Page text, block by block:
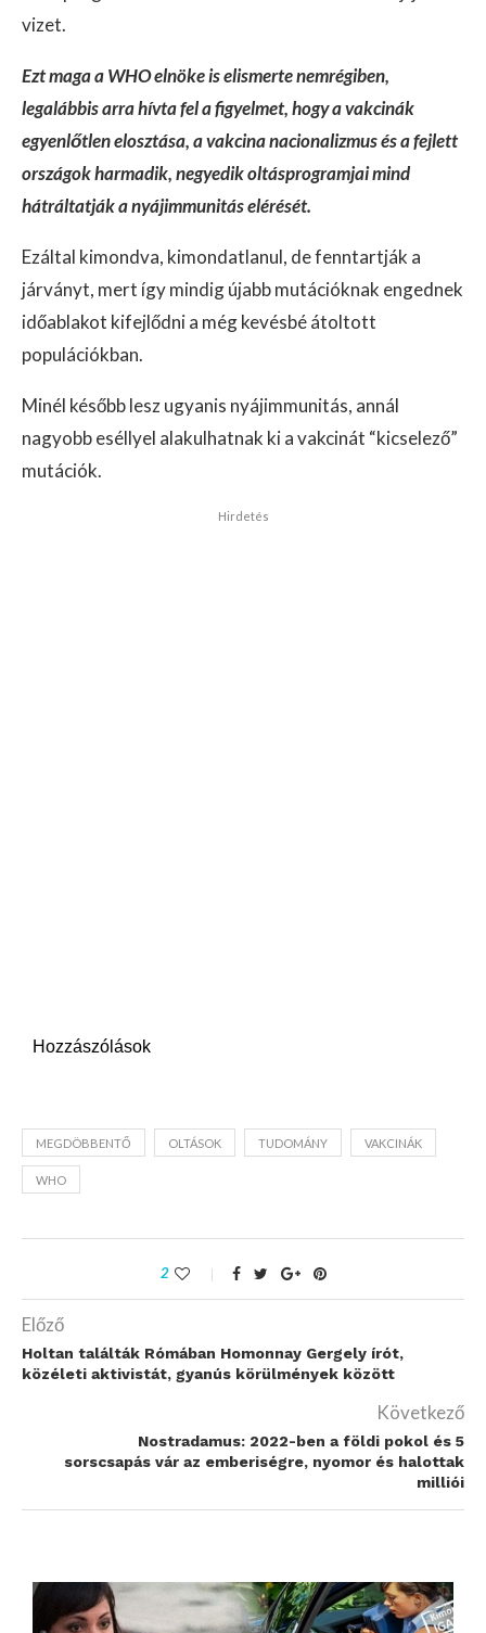
vizet.
Ezt maga a WHO elnöke is elismerte nemrégiben,
legalábbis arra hívta fel a figyelmet, hogy a vakcinák
egyenlőtlen elosztása, a vakcina nacionalizmus és a fejlett
országok harmadik, negyedik oltásprogramjai mind
hátráltatják a nyájimmunitás elérését.
Ezáltal kimondva, kimondatlanul, de fenntartják a
járványt, mert így mindig újabb mutációknak engednek
időablakot kifejlődni a még kevésbé átoltott
populációkban.
Minél később lesz ugyanis nyájimmunitás, annál
nagyobb eséllyel alakulhatnak ki a vakcinát “kicselező”
mutációk.
Hirdetés
Hozzászólások
MEGDÖBBENTŐ OLTÁSOK TUDOMÁNY VAKCINÁK
WHO
2
Előző
Holtan találták Rómában Homonnay Gergely írót,
közéleti aktivistát, gyanús körülmények között
Következő
Nostradamus: 2022-ben a földi pokol és 5
sorscsapás vár az emberiségre, nyomor és halottak
milliói